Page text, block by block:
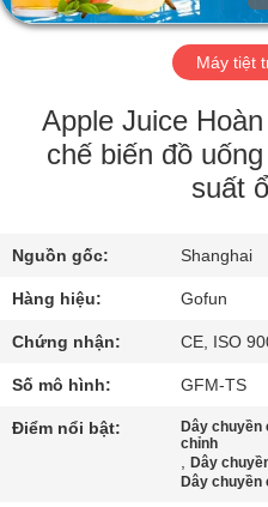
DẪN
CHÚNG
TÔI
THAM
QUAN
Máy tiệt
Apple Juice
chế biến đồ
suất
Nguồn gốc: Shanghai
Hàng hiệu: Gofun
Chứng nhận: CE, ISO
Số mô hình: GFM-TS
Điểm nổi bật:
Dây chuyền
chỉnh
,Dây
Dây chuyền